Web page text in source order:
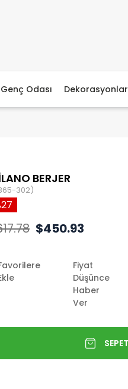
Genç Odası Dekorasyonlar
BERJER
302)
27
$450.93
Fiyat
Düşünce
Haber
Ver